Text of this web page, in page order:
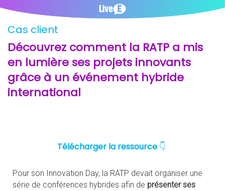
Cas client
Découvrez comment la RATP a mis
en lumière ses projets innovants
grâce à un événement hybride
international
Télécharger la ressource 👇
Pour son Innovation Day, la RATP devait organiser une
série de conférences hybrides afin de présenter ses